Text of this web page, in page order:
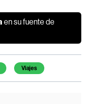
en su fuente de
Viajes